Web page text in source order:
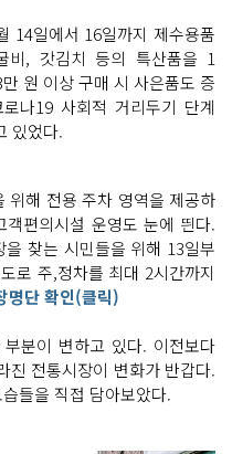
14일에서 16일까지 제수용품
비, 갓김치 등의 특산품을 1
원 이상 구매 시 사은품도 증
나19 사회적 거리두기 단계
있었다.
위해 전용 주차 영역을 제공하
편의시설 운영도 눈에 띈다.
찾는 시민들을 위해 13일부
로 주,정차를 최대 2시간까지
명단 확인(클릭)
분이 변하고 있다. 이전보다
진 전통시장이 변화가 반갑다.
들을 직접 담아보았다.